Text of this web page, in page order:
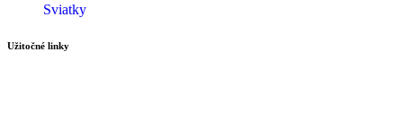
Sviatky
Užitočné linky